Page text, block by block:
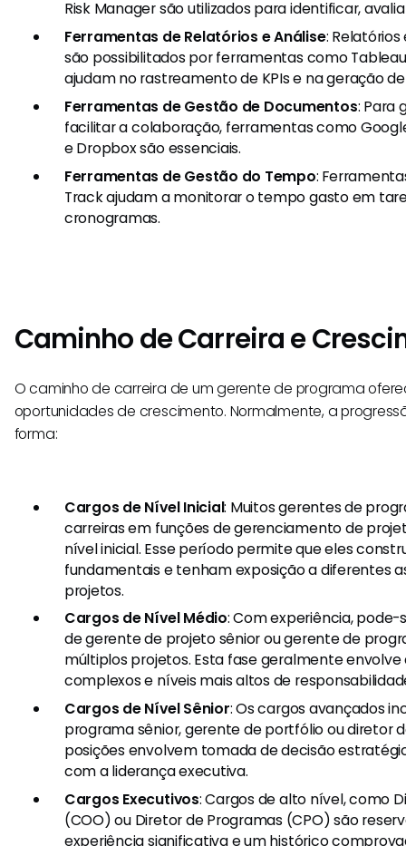
Risk Manager são utilizados para identificar,
Ferramentas de Relatórios e Análise:
são possibilitados por ferramentas como
ajudam no rastreamento de KPIs e na geração
Ferramentas de Gestão de Documentos: Para
facilitar a colaboração, ferramentas como
e Dropbox são essenciais.
Ferramentas de Gestão do Tempo:
Track ajudam a monitorar o tempo gasto em
cronogramas.
Caminho de Carreira e
O caminho de carreira de um gerente de programa
oportunidades de crescimento. Normalmente, a
forma:
Cargos de Nível Inicial: Muitos gerentes de
carreiras em funções de gerenciamento de
nível inicial. Esse período permite que eles
fundamentais e tenham exposição a diferentes
projetos.
Cargos de Nível Médio: Com experiência,
de gerente de projeto sênior ou gerente de
múltiplos projetos. Esta fase geralmente envolve
complexos e níveis mais altos de
Cargos de Nível Sênior: Os cargos avançados
programa sênior, gerente de portfólio ou diretor
posições envolvem tomada de decisão
com a liderança executiva.
Cargos Executivos: Cargos de alto nível, como
(COO) ou Diretor de Programas (CPO) são
experiência significativa e um histórico